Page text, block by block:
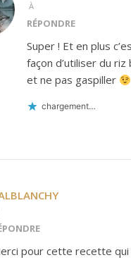
À
RÉPONDRE
Super ! Et en plus
façon d’utiliser du riz
et ne pas gaspiller
chargement…
pour cette recette qui